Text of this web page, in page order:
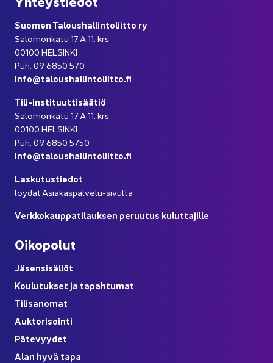
Suo­men Ta­lous­hal­lin­to­liit­to ry
Sa­lo­mon­ka­tu 17 A 11. krs
00100 HEL­SIN­KI
Puh. 09 6850 570
info@ta­lous­hal­lin­to­liit­to.fi
Tili-​instituuttisäätiö
Sa­lo­mon­ka­tu 17 A 11. krs
00100 HEL­SIN­KI
Puh. 09 6850 5750
info@ta­lous­hal­lin­to­liit­to.fi
Las­ku­tus­tie­dot
löy­dät Asiakaspalvelu-​sivulta
Verk­ko­kaup­pa­ti­lauk­sen pe­ruu­tus ku­lut­ta­jil­le
Oi­ko­po­lut
Jä­sen­si­säl­löt
Kou­lu­tuk­set ja ta­pah­tu­mat
Ti­li­sa­no­mat
Auk­to­ri­soin­ti
Pä­te­vyy­det
Alan hyvä tapa